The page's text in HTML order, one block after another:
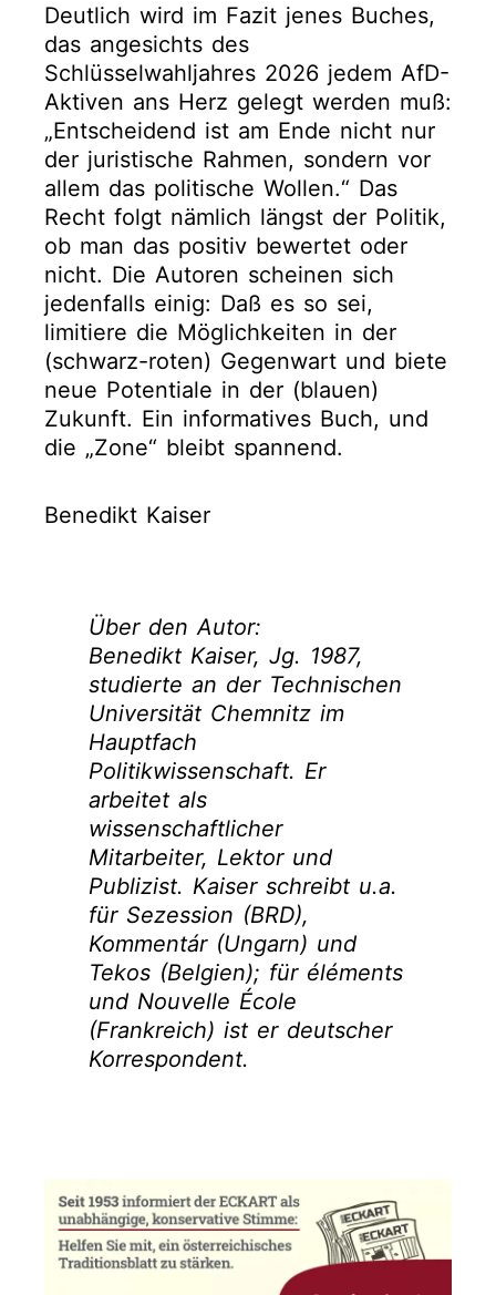
Deutlich wird im Fazit jenes Buches,
das angesichts des
Schlüsselwahljahres 2026 jedem AfD-
Aktiven ans Herz gelegt werden muß:
„Entscheidend ist am Ende nicht nur
der juristische Rahmen, sondern vor
allem das politische Wollen.“ Das
Recht folgt nämlich längst der Politik,
ob man das positiv bewertet oder
nicht. Die Autoren scheinen sich
jedenfalls einig: Daß es so sei,
limitiere die Möglichkeiten in der
(schwarz-roten) Gegenwart und biete
neue Potentiale in der (blauen)
Zukunft. Ein informatives Buch, und
die „Zone“ bleibt spannend.
Benedikt Kaiser
Über den Autor:
Benedikt Kaiser, Jg. 1987,
studierte an der Technischen
Universität Chemnitz im
Hauptfach
Politikwissenschaft. Er
arbeitet als
wissenschaftlicher
Mitarbeiter, Lektor und
Publizist. Kaiser schreibt u.a.
für Sezession (BRD),
Kommentár (Ungarn) und
Tekos (Belgien); für éléments
und Nouvelle École
(Frankreich) ist er deutscher
Korrespondent.